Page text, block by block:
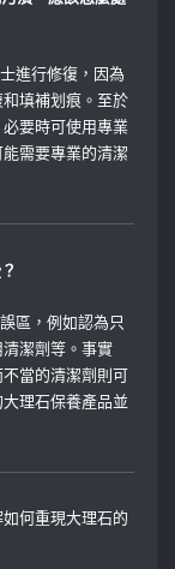
進行修復，因為
填補划痕。至於
要時可使用專業
需要專業的清潔
區，例如認為只
潔劑等。事實
當的清潔劑則可
理石保養產品並
何重現大理石的